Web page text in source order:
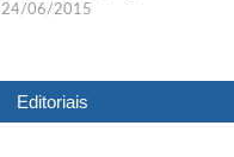
24/06/2015
Editoriais